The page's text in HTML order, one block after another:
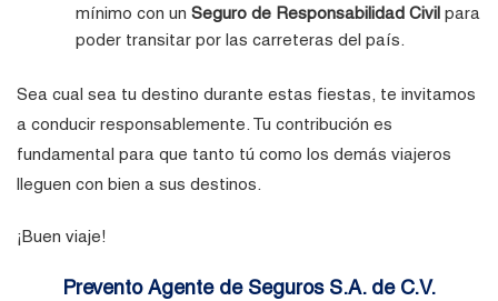
mínimo con unSeguro de Responsabilidad Civil para
poder transitar por las carreteras del país.
Sea cual sea tu destino durante estas fiestas, te invitamos
a conducir responsablemente. Tu contribución es
fundamental para que tanto tú como los demás viajeros
lleguen con bien a sus destinos.
¡Buen viaje!
Prevento Agente de Seguros S.A. de C.V.